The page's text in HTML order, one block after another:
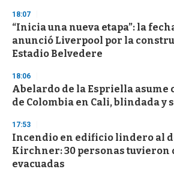
18:07
“Inicia una nueva etapa”: la
anunció Liverpool por la
Estadio Belvedere
18:06
Abelardo de la Espriella asume
de Colombia en Cali, blindada y
17:53
Incendio en edificio lindero al
Kirchner: 30 personas tuvieron
evacuadas